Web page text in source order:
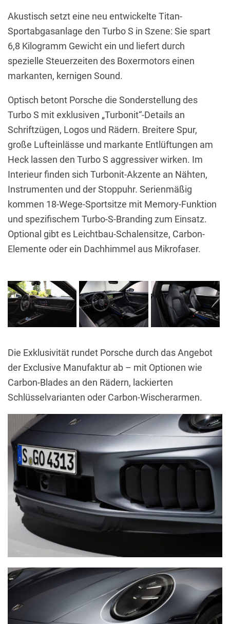
Akustisch setzt eine neu entwickelte Titan-
Sportabgasanlage den Turbo S in Szene: Sie spart
6,8 Kilogramm Gewicht ein und liefert durch
spezielle Steuerzeiten des Boxermotors einen
markanten, kernigen Sound.
Optisch betont Porsche die Sonderstellung des
Turbo S mit exklusiven „Turbonit“-Details an
Schriftzügen, Logos und Rädern. Breitere Spur,
große Lufteinlässe und markante Entlüftungen am
Heck lassen den Turbo S aggressiver wirken. Im
Interieur finden sich Turbonit-Akzente an Nähten,
Instrumenten und der Stoppuhr. Serienmäßig
kommen 18-Wege-Sportsitze mit Memory-Funktion
und spezifischem Turbo-S-Branding zum Einsatz.
Optional gibt es Leichtbau-Schalensitze, Carbon-
Elemente oder ein Dachhimmel aus Mikrofaser.
Die Exklusivität rundet Porsche durch das Angebot
der Exclusive Manufaktur ab – mit Optionen wie
Carbon-Blades an den Rädern, lackierten
Schlüsselvarianten oder Carbon-Wischerarmen.